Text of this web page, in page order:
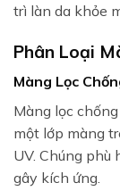
trì làn da khỏe
Phân Loại
Màng Lọc
Màng lọc
một lớp màng
UV. Chúng
gây kích ứng.